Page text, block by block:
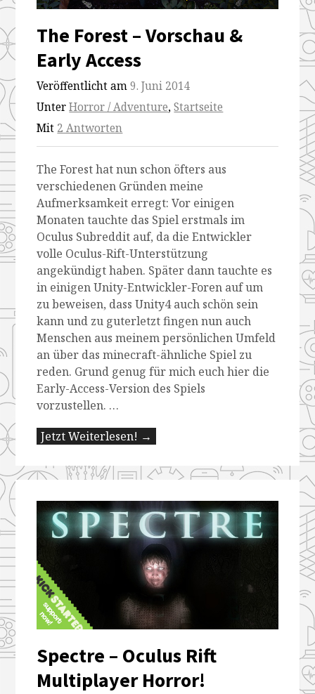
The Forest – Vorschau &
Early Access
Veröffentlicht am9. Juni 2014
UnterHorror / Adventure,Startseite
Mit 2 Antworten
The Forest hat nun schon öfters aus
verschiedenen Gründen meine
Aufmerksamkeit erregt: Vor einigen
Monaten tauchte das Spiel erstmals im
Oculus Subreddit auf, da die Entwickler
volle Oculus-Rift-Unterstützung
angekündigt haben. Später dann tauchte es
in einigen Unity-Entwickler-Foren auf um
zu beweisen, dass Unity4 auch schön sein
kann und zu guterletzt fingen nun auch
Menschen aus meinem persönlichen Umfeld
an über das minecraft-ähnliche Spiel zu
reden. Grund genug für mich euch hier die
Early-Access-Version des Spiels
vorzustellen. …
Jetzt Weiterlesen! →
Spectre – Oculus Rift
Multiplayer Horror!